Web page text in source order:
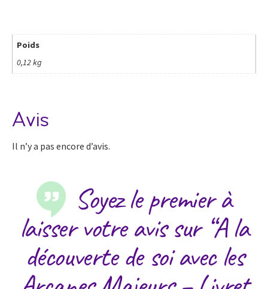
Poids
0,12 kg
Avis
Il n’y a pas encore d’avis.
Soyez le premier à
laisser votre avis sur “A la
découverte de soi avec les